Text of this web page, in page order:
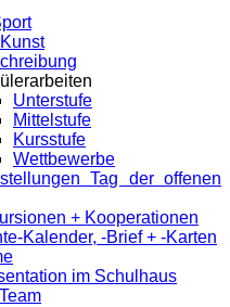
Unterstufe
Mittelstufe
Kursstufe
Wettbewerbe
Tag der offenen
+ Kooperationen
Kalender, -Brief + -Karten
im Schulhaus